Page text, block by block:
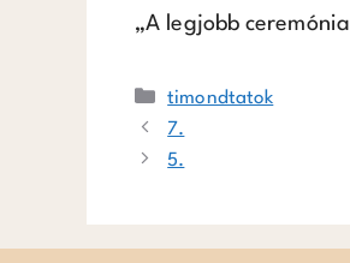
„A legjobb
timondtatok
7.
5.